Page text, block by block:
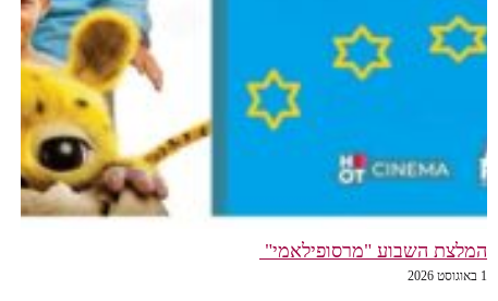
המלצת השבוע "מרסופילאמי"
1 באוגוסט 2026